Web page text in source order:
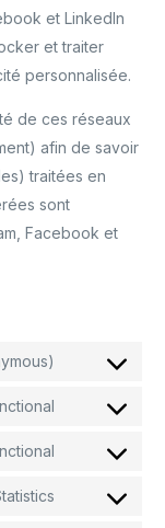
et LinkedIn
et traiter
personnalisée.
de ces réseaux
afin de savoir
traitées en
sont
Facebook et